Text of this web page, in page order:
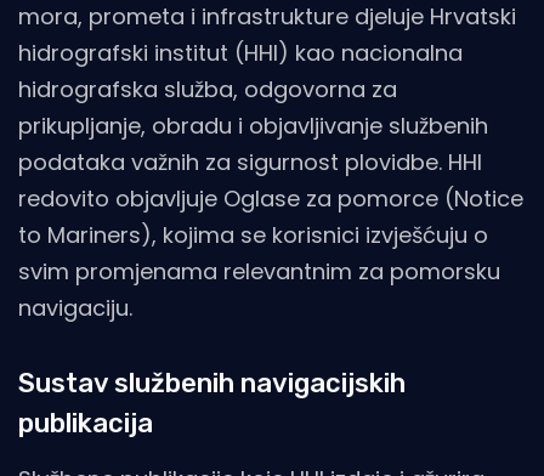
mora, prometa i infrastrukture djeluje Hrvatski
hidrografski institut (HHI) kao nacionalna
hidrografska služba, odgovorna za
prikupljanje, obradu i objavljivanje službenih
podataka važnih za sigurnost plovidbe. HHI
redovito objavljuje Oglase za pomorce (Notice
to Mariners), kojima se korisnici izvješćuju o
svim promjenama relevantnim za pomorsku
navigaciju.
Sustav službenih navigacijskih
publikacija